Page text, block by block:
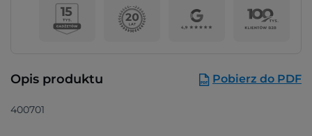
Opis produktu Pobierz do PDF
400701